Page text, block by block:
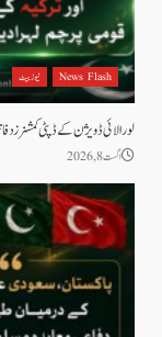
News Flash نیوز بیٹ
لورالائی ڈویژن کے ڈپٹی کمشنرز
اگست 8, 2026